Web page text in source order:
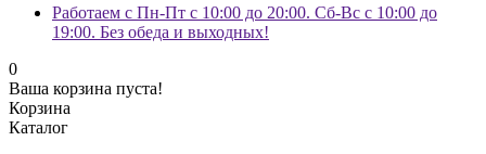
Работаем с Пн-Пт с 10:00 до 20:00. Сб-Вс с 10:00 до
19:00. Без обеда и выходных!
0
Ваша корзина пуста!
Корзина
Каталог